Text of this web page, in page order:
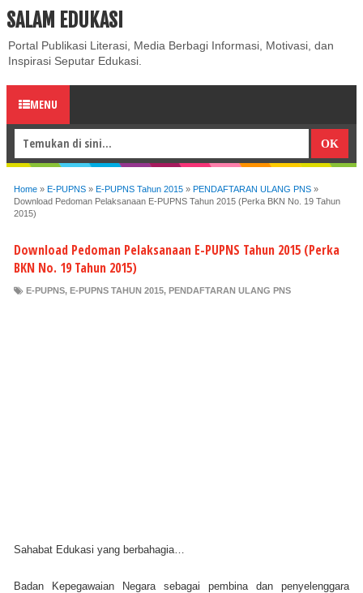
ABOUT CONTACT US
SALAM EDUKASI
Portal Publikasi Literasi, Media Berbagi Informasi, Motivasi, dan
Inspirasi Seputar Edukasi.
MENU
Home » E-PUPNS » E-PUPNS Tahun 2015 » PENDAFTARAN ULANG PNS »
Download Pedoman Pelaksanaan E-PUPNS Tahun 2015 (Perka BKN No. 19 Tahun
2015)
Download Pedoman Pelaksanaan E-PUPNS Tahun 2015 (Perka
BKN No. 19 Tahun 2015)
E-PUPNS, E-PUPNS TAHUN 2015, PENDAFTARAN ULANG PNS
Sahabat Edukasi yang berbahagia…
Badan Kepegawaian Negara sebagai pembina dan penyelenggara